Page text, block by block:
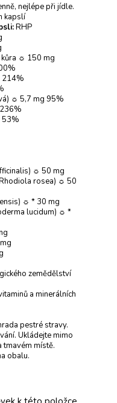
nejlépe při jídle.
kapslí
RHP
kůra ☼ 150 mg
214%
☼ 5,7 mg 95%
53%
☼ 50 mg
rosea) ☼ 50
☼ * 30 mg
lucidum) ☼ *
zemědělství
a minerálních
pestré stravy.
Ukládejte mimo
tmavém místě.
obalu.